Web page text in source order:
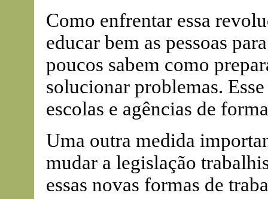
Como enfrentar essa
educar bem as pessoas
poucos sabem como
solucionar problemas.
escolas e agências de
Uma outra medida
mudar a legislação
essas novas formas de